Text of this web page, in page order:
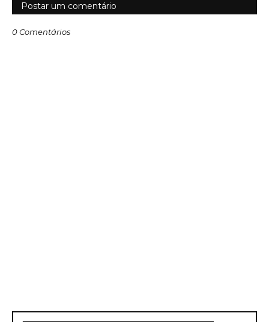
Postar um comentário
0 Comentários